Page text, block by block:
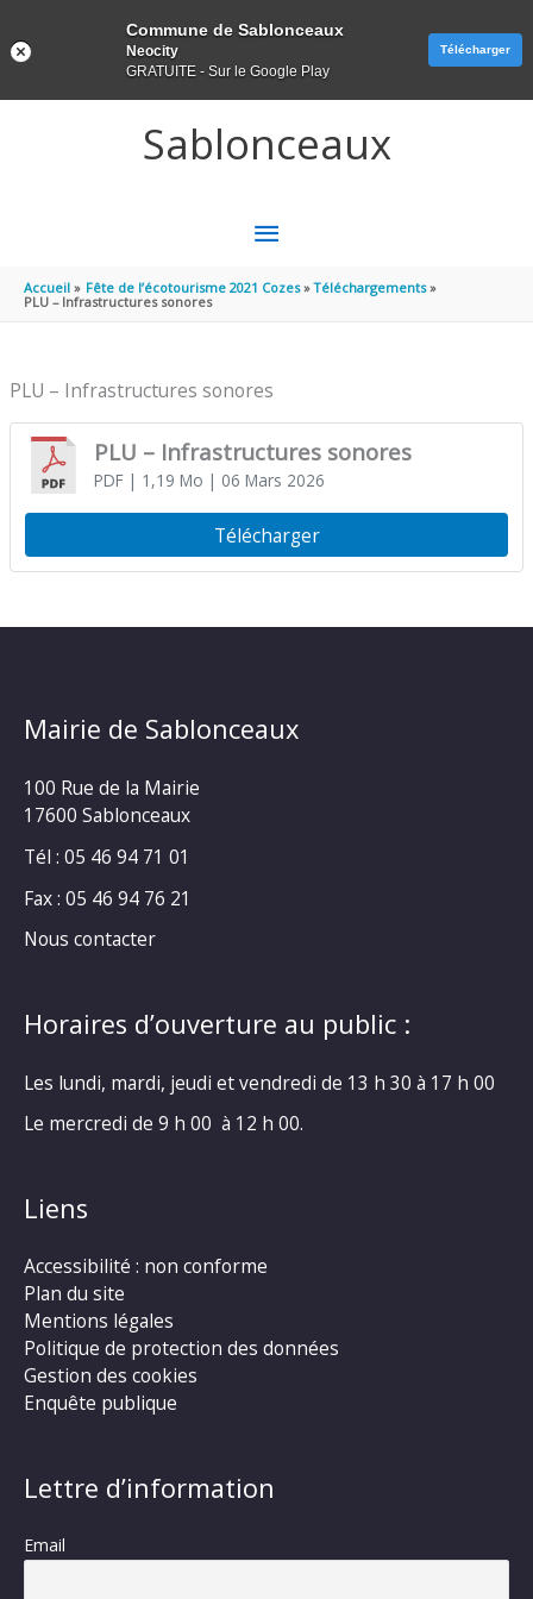
Sablonceaux
MENU
PRINCIPAL
Accueil Fête de l’écotourisme 2021 Cozes
Téléchargements
PLU – Infrastructures sonores
PLU – Infrastructures sonores
PLU – Infrastructures sonores
PDF| 1,19 Mo | 06 Mars 2026
Télécharger
Mairie de Sablonceaux
100 Rue de la Mairie
17600 Sablonceaux
Tél : 05 46 94 71 01
Fax : 05 46 94 76 21
Nous contacter
Horaires d’ouverture au public :
Les lundi, mardi, jeudi et vendredi de 13 h 30 à 17 h 00
Le mercredi de 9 h 00 à 12 h 00.
Liens
Accessibilité : non conforme
Plan du site
Mentions légales
Politique de protection des données
Gestion des cookies
Enquête publique
Lettre d’information
Email
Commune de Sablonceaux
Neocity
GRATUITE - Sur le Google Play
Télécharger